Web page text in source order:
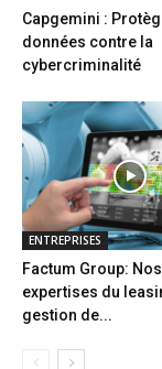
Capgemini :
données contre la
cybercriminalité
ENTREPRISES
Factum Group: Nos
expertises du
gestion de...